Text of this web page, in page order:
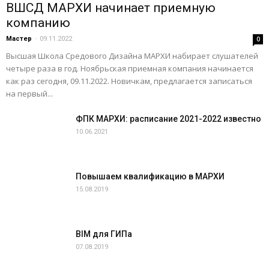
ВШСД МАРХИ начинает приемную
компанию
Мастер - 09.11.2022 0
Высшая Школа Средового Дизайна МАРХИ набирает слушателей
четыре раза в год. Ноябрьская приемная компания начинается
как раз сегодня, 09.11.2022. Новичкам, предлагается записаться
на первый...
ФПК МАРХИ: расписание 2021-2022 известно
10.06.2021
Повышаем квалификацию в МАРХИ
15.08.2019
BIM для ГИПа
07.08.2019